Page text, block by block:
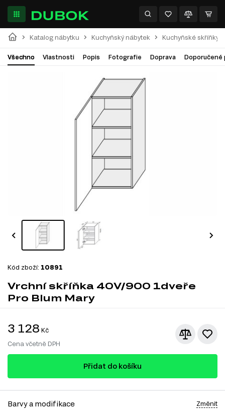
Katalog nábytku Kuchyňský nábytek Kuchyňské skříňky
Všechno Vlastnosti Popis Fotografie Doprava Doporučené
Kód zboží: 10891
Vrchní skříňka 40V/900 1dveře
Pro Blum Mary
3 128 Kč
Cena včetně DPH
Přidat do košíku
Barvy a modifikace Změnit